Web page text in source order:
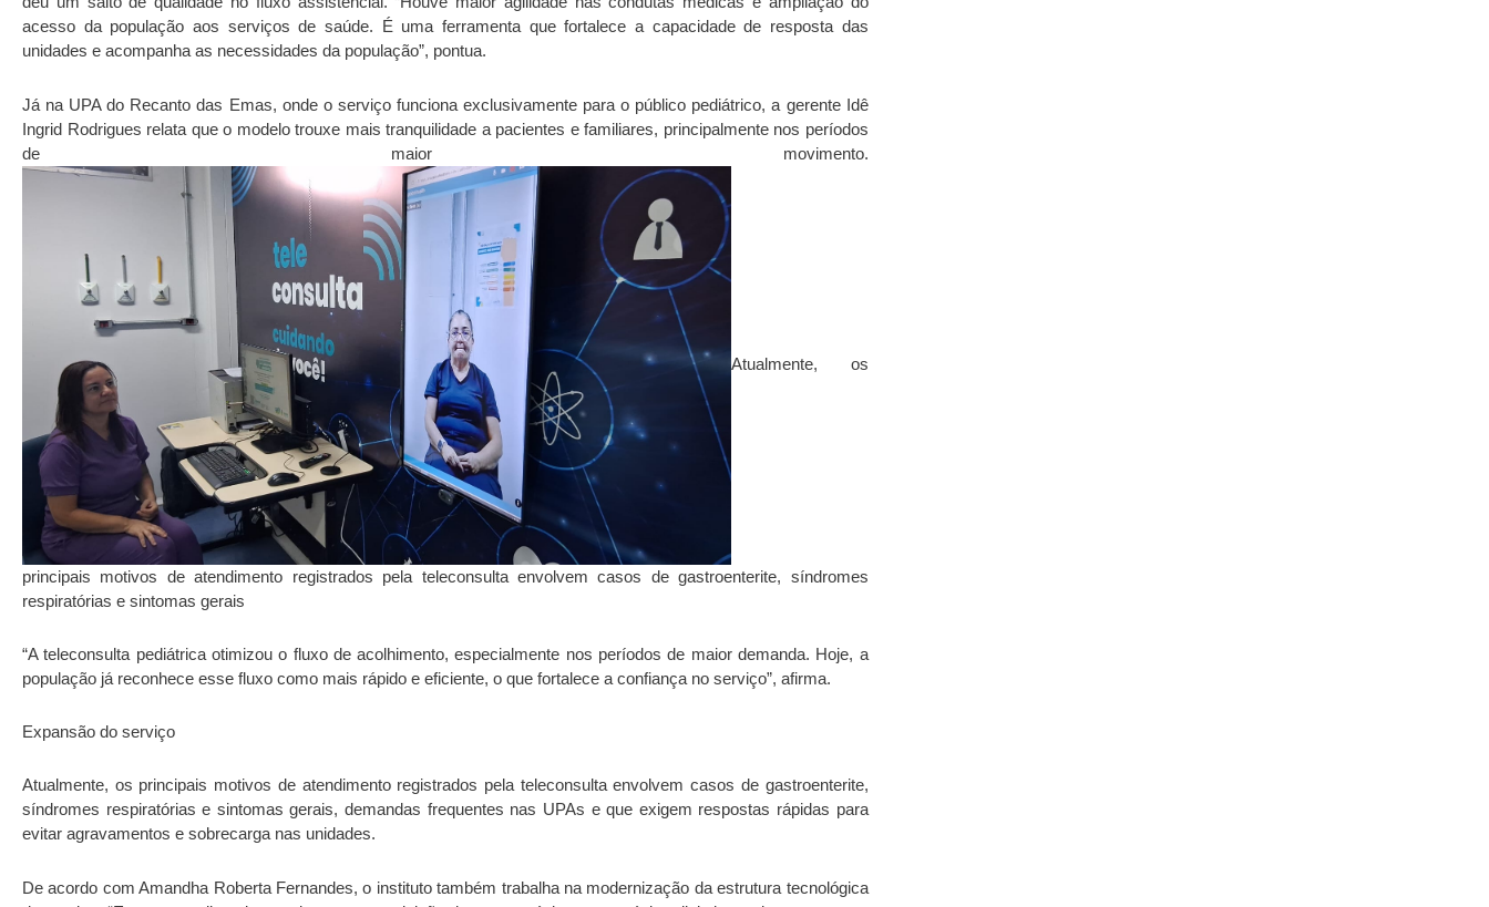
acesso da população aos serviços de saúde. É uma ferramenta que fortalece a capacidade de resposta das
unidades e acompanha as necessidades da população”, pontua.
Já na UPA do Recanto das Emas, onde o serviço funciona exclusivamente para o público pediátrico, a gerente Idê
Ingrid Rodrigues relata que o modelo trouxe mais tranquilidade a pacientes e familiares, principalmente nos períodos
de maior movimento.
Atualmente, os
principais motivos de atendimento registrados pela teleconsulta envolvem casos de gastroenterite, síndromes
respiratórias e sintomas gerais
“A teleconsulta pediátrica otimizou o fluxo de acolhimento, especialmente nos períodos de maior demanda. Hoje, a
população já reconhece esse fluxo como mais rápido e eficiente, o que fortalece a confiança no serviço”, afirma.
Expansão do serviço
Atualmente, os principais motivos de atendimento registrados pela teleconsulta envolvem casos de gastroenterite,
síndromes respiratórias e sintomas gerais, demandas frequentes nas UPAs e que exigem respostas rápidas para
evitar agravamentos e sobrecarga nas unidades.
De acordo com Amandha Roberta Fernandes, o instituto também trabalha na modernização da estrutura tecnológica